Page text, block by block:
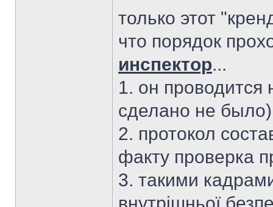
только этот
что порядок
инспектор...
1. он проводится
сделано не было)
2. протокол
факту проверка
3. такими